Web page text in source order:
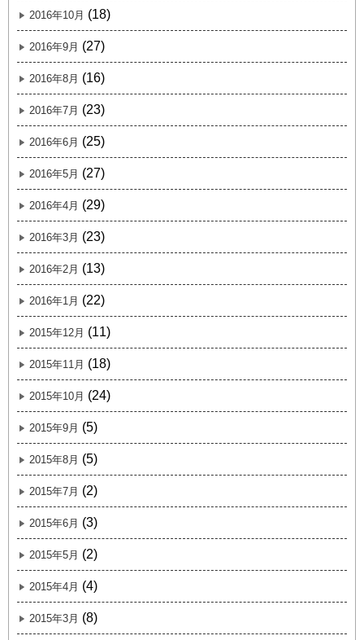
2016年10月 (18)
2016年9月 (27)
2016年8月 (16)
2016年7月 (23)
2016年6月 (25)
2016年5月 (27)
2016年4月 (29)
2016年3月 (23)
2016年2月 (13)
2016年1月 (22)
2015年12月 (11)
2015年11月 (18)
2015年10月 (24)
2015年9月 (5)
2015年8月 (5)
2015年7月 (2)
2015年6月 (3)
2015年5月 (2)
2015年4月 (4)
2015年3月 (8)